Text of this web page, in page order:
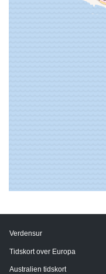
Verdensur
Tidskort over Europa
Australien tidskort